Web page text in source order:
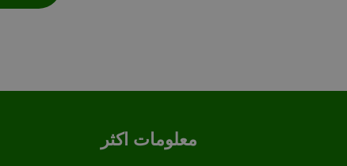
معلومات اكثر